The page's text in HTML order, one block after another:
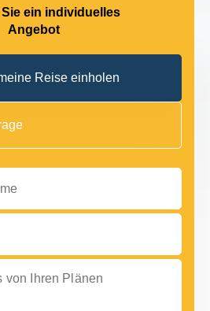
Sie ein individuelles
Angebot
Reise einholen
Ihren Plänen